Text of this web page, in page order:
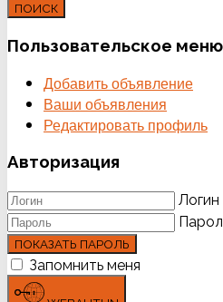
ПОИСК
Пользовательское меню
Добавить объявление
Ваши объявления
Редактировать профиль
Авторизация
Логин
ПОКАЗАТЬ ПАРОЛЬ
Запомнить меня